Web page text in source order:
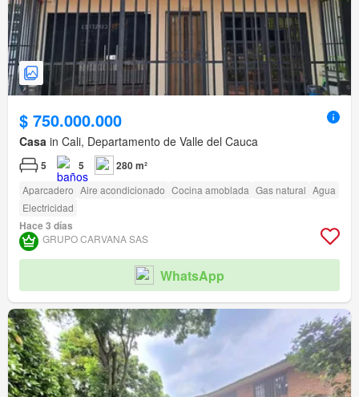
$ 750.000.000
Casa in Cali, Departamento de Valle del Cauca
5 5 280 m²
Aparcadero Aire acondicionado Cocina amoblada Gas natural Agua
Electricidad
Hace 3 días
GRUPO CARVANA SAS
WhatsApp